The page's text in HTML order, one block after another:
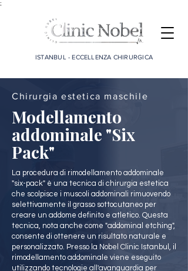
;
ISTANBUL - ECCELLENZA CHIRURGICA
Chirurgia estetica maschile
Modellamento
addominale "Six
Pack"
La procedura di rimodellamento addominale
"six-pack" è una tecnica di chirurgia estetica
che scolpisce i muscoli addominali rimuovendo
selettivamente il grasso sottocutaneo per
creare un addome definito e atletico. Questa
tecnica, nota anche come "addominal etching",
consente di ottenere un risultato naturale e
personalizzato. Presso la Nobel Clinic Istanbul, il
rimodellamento addominale viene eseguito
utilizzando tecnologie all'avanguardia per